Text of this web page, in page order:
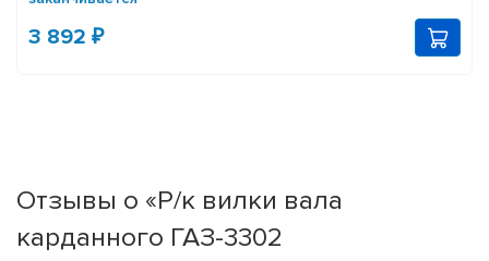
3 892 ₽
Отзывы о «Р/к вилки вала
карданного ГАЗ-3302